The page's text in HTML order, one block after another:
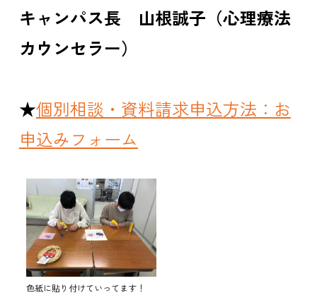
キャンパス長 山根誠子（心理療法
カウンセラー）
★個別相談・資料請求申込方法：お
申込みフォーム
色紙に貼り付けていってます！